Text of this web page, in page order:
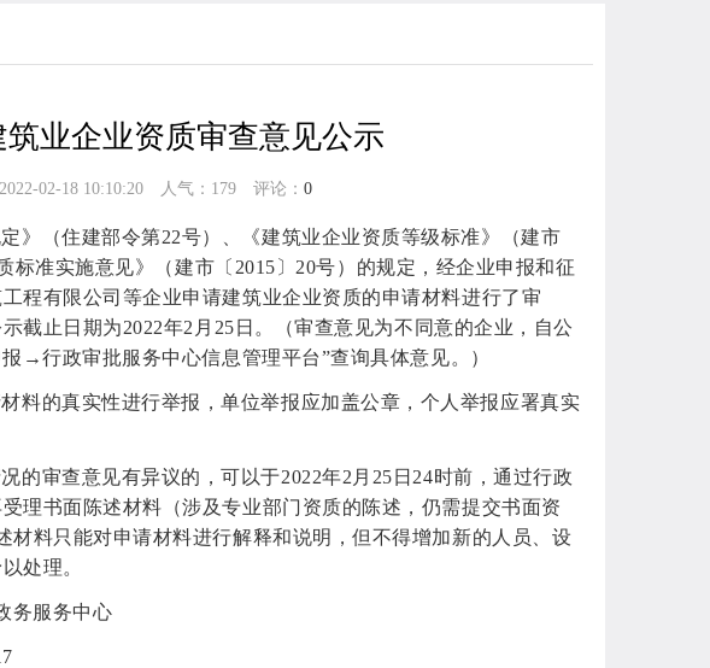
筑业企业资质审查意见公示
02-18 10:10:20 人气： 179 评论： 0
》（住建部令第22号）、《建筑业企业资质等级标准》（建市
标准实施意见》（建市〔2015〕20号）的规定，经企业申报和征
程有限公司等企业申请建筑业企业资质的申请材料进行了审
截止日期为2022年2月25日。（审查意见为不同意的企业，自公
→行政审批服务中心信息管理平台”查询具体意见。）
料的真实性进行举报，单位举报应加盖公章，个人举报应署真实
的审查意见有异议的，可以于2022年2月25日24时前，通过行政
理书面陈述材料（涉及专业部门资质的陈述，仍需提交书面资
料只能对申请材料进行解释和说明，但不得增加新的人员、设
处理。
务服务中心